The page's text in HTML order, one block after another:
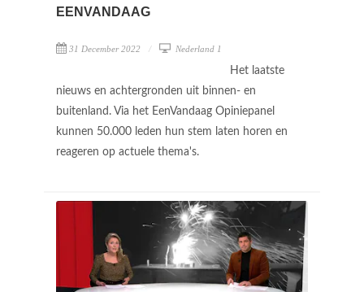
EENVANDAAG
31 December 2022 Nederland 1
Het laatste
nieuws en achtergronden uit binnen- en
buitenland. Via het EenVandaag Opiniepanel
kunnen 50.000 leden hun stem laten horen en
reageren op actuele thema's.